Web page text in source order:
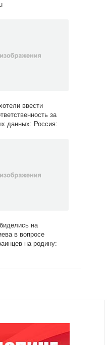
ввести
за
данных: Россия:
на
в вопросе
на родину: